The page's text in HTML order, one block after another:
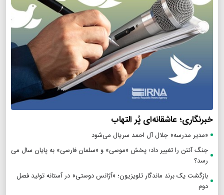
خبرنگاری؛ عاشقانه‌ای پُر التهاب
«مدیر مدرسه» جلال آل احمد سریال می‌شود
جنگ آنتن را تغییر داد؛ پخش «موسی» و «سلمان فارسی» به پایان سال می
رسد؟
بازگشت یک برند ماندگار تلویزیون؛ «آژانس دوستی» در آستانه تولید فصل
دوم